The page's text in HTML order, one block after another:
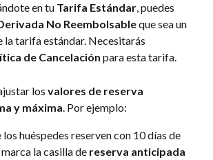
en tu Tarifa Estándar, puedes
No Reembolsable que sea un
la tarifa estándar. Necesitarás
de Cancelación para esta tarifa.
los valores de reserva
y máxima . Por ejemplo:
los huéspedes reserven con 10 días de
la casilla de reserva anticipada